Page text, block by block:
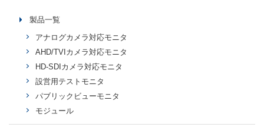
USB･ミニUSB･マイクロUSB
ミニDinコネクタ
Dinコネクタ
防水コネクタ
Dサブコネクタ
ソケット・プラグ
ピンコネクタ
その他（HDMI、DVI等）
製品一覧
アナログカメラ対応モニタ
AHD/TVIカメラ対応モニタ
HD-SDIカメラ対応モニタ
設営用テストモニタ
パブリックビューモニタ
モジュール